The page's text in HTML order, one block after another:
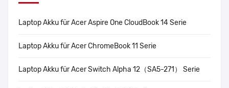
Laptop Akku für Acer Aspire One CloudBook 14 Serie
Laptop Akku für Acer ChromeBook 11 Serie
Laptop Akku für Acer Switch Alpha 12（SA5-271） Serie